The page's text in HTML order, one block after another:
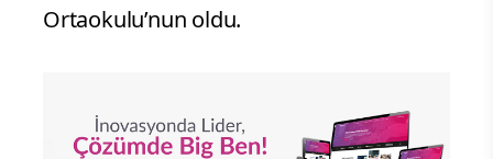
Ortaokulu’nun oldu.